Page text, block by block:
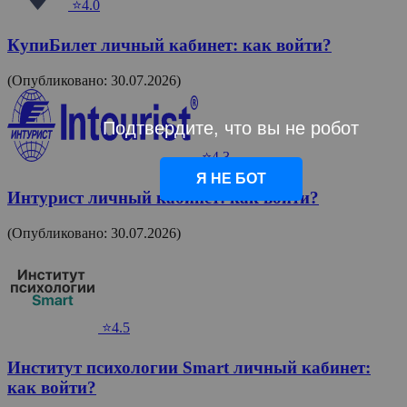
⭐4.0
КупиБилет личный кабинет: как войти?
(Опубликовано: 30.07.2026)
⭐4.3
Интурист личный кабинет: как войти?
(Опубликовано: 30.07.2026)
⭐4.5
Институт психологии Smart личный кабинет:
как войти?
Подтвердите, что вы не робот
Я НЕ БОТ